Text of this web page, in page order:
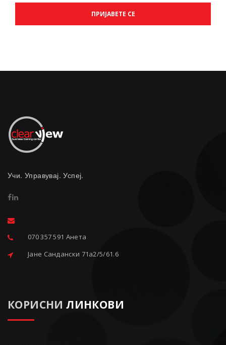
Учи. Управувај. Успеј.
070 357 591 Анета
Јане Сандански 71a2/5/61.6
КОРИСНИ ЛИНКОВИ